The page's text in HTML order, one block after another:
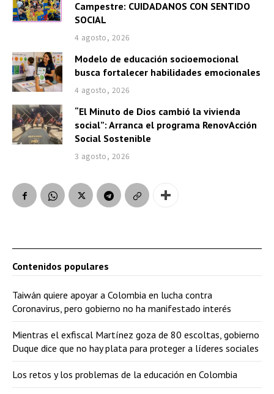
Campestre: CUIDADANOS CON SENTIDO
SOCIAL
4 agosto, 2026
Modelo de educación socioemocional
busca fortalecer habilidades emocionales
4 agosto, 2026
“El Minuto de Dios cambió la vivienda
social”: Arranca el programa RenovAcción
Social Sostenible
3 agosto, 2026
Contenidos populares
Taiwán quiere apoyar a Colombia en lucha contra
Coronavirus, pero gobierno no ha manifestado interés
Mientras el exfiscal Martínez goza de 80 escoltas, gobierno
Duque dice que no hay plata para proteger a líderes sociales
Los retos y los problemas de la educación en Colombia